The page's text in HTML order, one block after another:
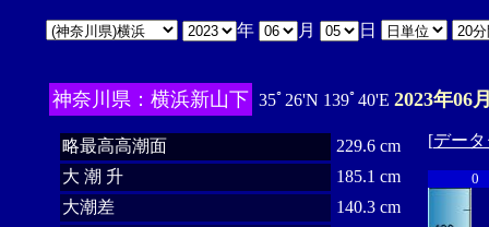
年 月 日
神奈川県：横浜新山下 35ﾟ26'N 139ﾟ40'E 2023年06
略最高高潮面
229.6 cm
大 潮 升
185.1 cm
大潮差
140.3 cm
[デー
0